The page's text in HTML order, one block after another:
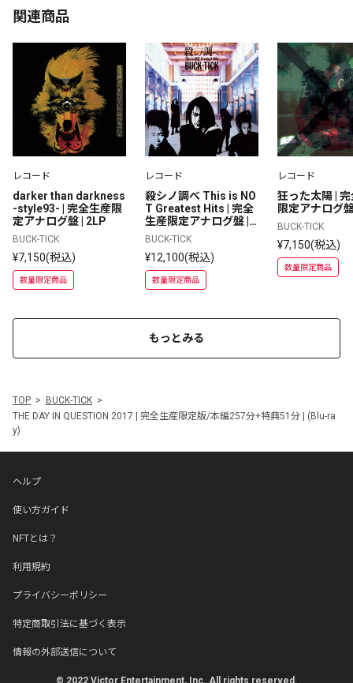
関連商品
レコード
darker than darkness
-style93- | 完全生産限
定アナログ盤 | 2LP
BUCK-TICK
¥7,150(税込)
数量限定商品
レコード
殺シノ調べ This is NO
T Greatest Hits | 完全
生産限定アナログ盤 | 3
LP
BUCK-TICK
¥12,100(税込)
数量限定商品
レコード
狂った太陽 |
限定アナログ
BUCK-TICK
¥7,150(税込)
数量限定商品
もっとみる
TOP
BUCK-TICK
THE DAY IN QUESTION 2017 | 完全生産限定版/本編257分+特典51分 | (Blu-ra
y)
ヘルプ
使い方ガイド
NFTとは？
利用規約
プライバシーポリシー
特定商取引法に基づく表示
情報の外部送信について
© 2022 Victor Entertainment, Inc. All rights reserved.